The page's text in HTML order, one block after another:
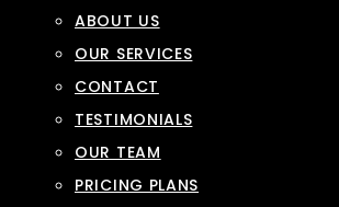
ABOUT US
OUR SERVICES
CONTACT
TESTIMONIALS
OUR TEAM
PRICING PLANS